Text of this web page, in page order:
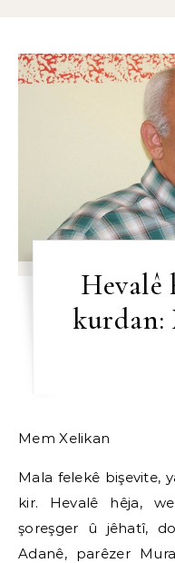
Hevalê
kurdan:
Mem Xelikan
Mala felekê bişevite,
kir. Hevalê hêja,
şoreşger û jêhatî,
Adanê, parêzer